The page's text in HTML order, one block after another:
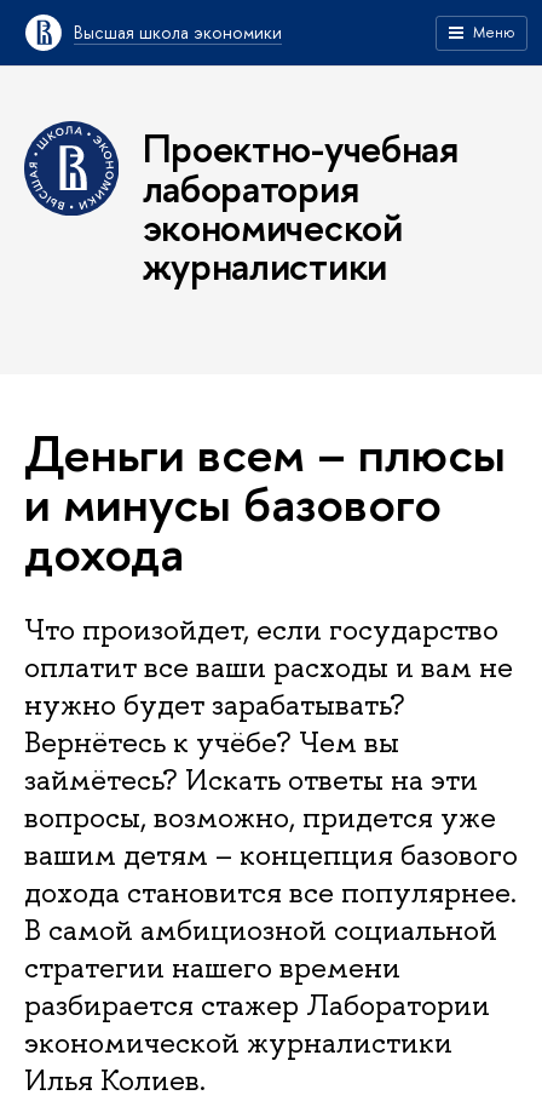
Высшая школа экономики Меню
Проектно-учебная
лаборатория
экономической
журналистики
Деньги всем – плюсы
и минусы базового
дохода
Что произойдет, если государство
оплатит все ваши расходы и вам не
нужно будет зарабатывать?
Вернётесь к учёбе? Чем вы
займётесь? Искать ответы на эти
вопросы, возможно, придется уже
вашим детям – концепция базового
дохода становится все популярнее.
В самой амбициозной социальной
стратегии нашего времени
разбирается стажер Лаборатории
экономической журналистики
Илья Колиев.